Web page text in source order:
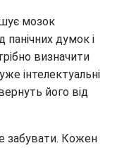
мозок
панічних думок і
визначити
інтелектуальні
його від
забувати. Кожен